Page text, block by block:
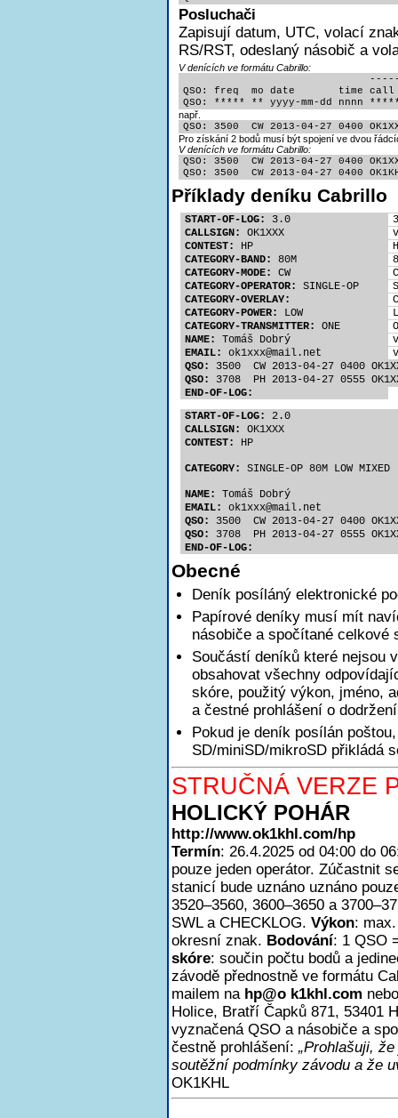
Posluchači
Zapisují datum, UTC, volací
RS/RST, odeslaný násobič a
V denících ve formátu Cabrillo:
QSO: freq  mo date       time
QSO: ***** ** yyyy-mm-dd nnnn
např.
QSO: 3500  CW 2013-04-27 0400
Pro získání 2 bodů musí být spojení ve dvou
V denících ve formátu Cabrillo:
QSO: 3500  CW 2013-04-27 0400
QSO: 3500  CW 2013-04-27 0400
Příklady deníku Cabrillo
START-OF-LOG: 3.0
CALLSIGN:
OK1XXX
CONTEST:
HP
CATEGORY-BAND:
80M
CATEGORY-MODE:
CW
CATEGORY-OPERATOR:
SINGLE-OP
CATEGORY-OVERLAY:
CATEGORY-POWER:
LOW
CATEGORY-TRANSMITTER:
ONE
NAME:
Tomáš Dobrý
EMAIL:
ok1xxx@mail.net
QSO:
3500  CW 2013-04-27 0400
QSO:
3708  PH 2013-04-27 0555
END-OF-LOG:
START-OF-LOG:
2.0
CALLSIGN:
OK1XXX
CONTEST:
HP
CATEGORY: SINGLE-OP 80M LOW MIXED
NAME:
Tomáš Dobrý
EMAIL:
ok1xxx@mail.net
QSO:
3500  CW 2013-04-27 0400
QSO:
3708  PH 2013-04-27 0555
END-OF-LOG:
Obecné
Deník posíláný elektronické
Papírové deníky musí mít
násobiče a spočítané celkové
Součástí deníků které nejsou
obsahovat všechny
skóre, použitý výkon, jméno,
a čestné prohlášení o
Pokud je deník posílán
SD/miniSD/mikroSD přikládá
STRUČNÁ VERZE
HOLICKÝ POHÁR
http://www.ok1khl.com/hp
Termín: 26.4.2025 od 04:00 do
pouze jeden operátor. Zúčastnit
stanicí bude uznáno uznáno
3520–3560, 3600–3650 a
SWL a CHECKLOG. Výkon:
okresní znak. Bodování: 1 QSO
skóre: součin počtu bodů a
závodě přednostně ve formátu
mailem na hp@o k1khl.com
Holice, Bratří Čapků 871, 53401
vyznačená QSO a násobiče a
čestně prohlášení: „Prohlašuji,
soutěžní podmínky závodu a že
OK1KHL